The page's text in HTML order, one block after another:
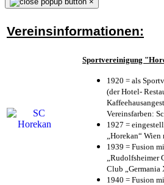
Vereinsinformationen:
Sportvereinigung
1920 = als
(der Hotel-
Vereinsfarben:
1927 =
„Horekan“
1939 = Fusion
„Rudolfsheimer
Club „Germania
1940 = Fusion